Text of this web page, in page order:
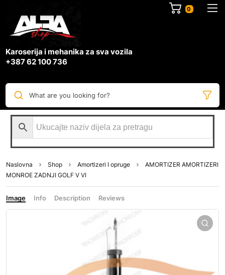
0
Karoserija i mehanika za sva vozila
+387 62 100 736
What are you looking for?
Naslovna Shop Amortizeri I opruge
AMORTIZER AMORTIZERI
MONROE ZADNJI GOLF V VI
Image Info Description Reviews